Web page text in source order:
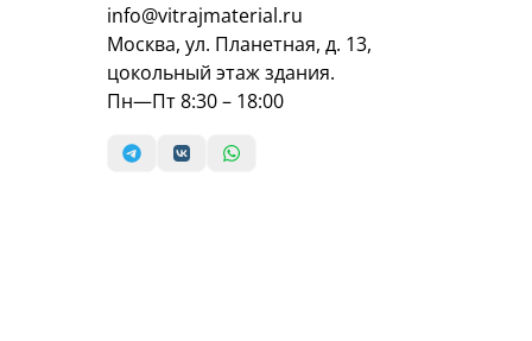
info@vitrajmaterial.ru
Москва, ул. Планетная, д. 13,
цокольный этаж здания.
Пн—Пт 8:30 – 18:00